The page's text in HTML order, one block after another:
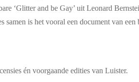
‘Glitter and be Gay’ uit Leonard
is het vooral een document van
én voorgaande edities van Luister.